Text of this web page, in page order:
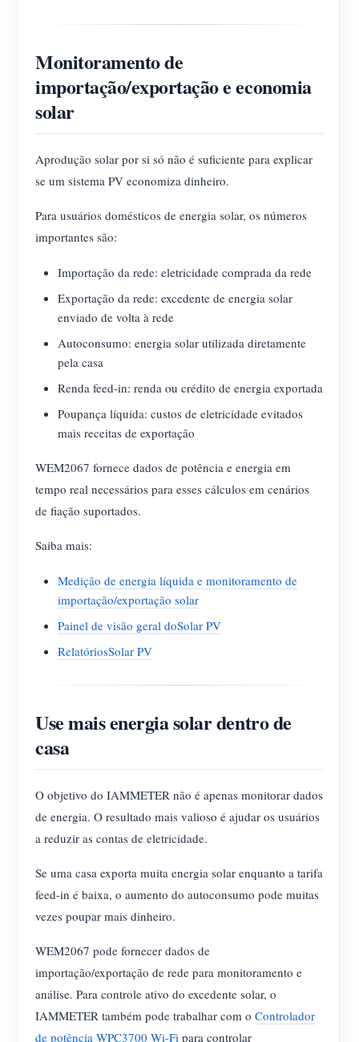
Monitoramento de
importação/exportação e economia
solar
Aprodução solar por si só não é suficiente para explicar
se um sistema PV economiza dinheiro.
Para usuários domésticos de energia solar, os números
importantes são:
Importação da rede: eletricidade comprada da rede
Exportação da rede: excedente de energia solar
enviado de volta à rede
Autoconsumo: energia solar utilizada diretamente
pela casa
Renda feed-in: renda ou crédito de energia exportada
Poupança líquida: custos de eletricidade evitados
mais receitas de exportação
WEM2067 fornece dados de potência e energia em
tempo real necessários para esses cálculos em cenários
de fiação suportados.
Saiba mais:
Medição de energia líquida e monitoramento de
importação/exportação solar
Painel de visão geral doSolar PV
RelatóriosSolar PV
Use mais energia solar dentro de
casa
O objetivo do IAMMETER não é apenas monitorar dados
de energia. O resultado mais valioso é ajudar os usuários
a reduzir as contas de eletricidade.
Se uma casa exporta muita energia solar enquanto a tarifa
feed-in é baixa, o aumento do autoconsumo pode muitas
vezes poupar mais dinheiro.
WEM2067 pode fornecer dados de
importação/exportação de rede para monitoramento e
análise. Para controle ativo do excedente solar, o
IAMMETER também pode trabalhar com o Controlador
de potência WPC3700 Wi-Fi para controlar